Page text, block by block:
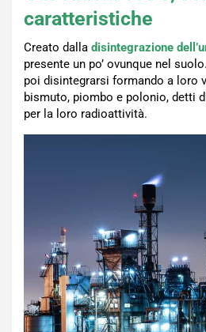
caratteristiche
Creato dalla disintegrazione
presente un po’ ovunque nel
poi disintegrarsi formando a loro
bismuto, piombo e polonio, detti
per la loro radioattività.